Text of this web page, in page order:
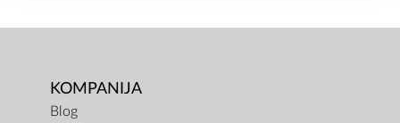
KOMPANIJA
Blog